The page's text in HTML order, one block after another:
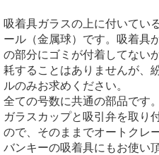
吸着具ガラスの上に付いてい
ール（金属球）です。吸着具
の部分にゴミが付着してない
耗することはありませんが、
ルのみお求めください。
全ての号数に共通の部品です。
ガラスカップと吸引弁を取り
ので、そのままでオートクレ
バンキーの吸着具にもお使い